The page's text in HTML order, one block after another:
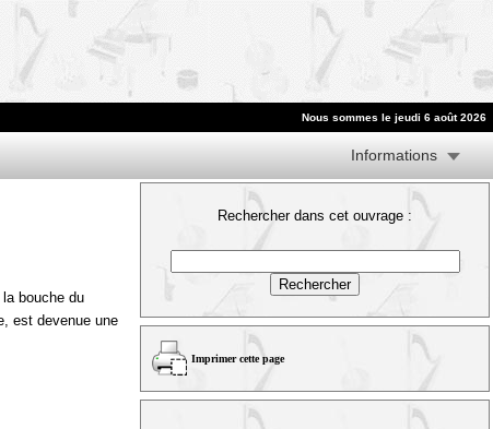
Nous sommes le jeudi 6 août 2026
Informations
bouche du
est devenue une
Rechercher dans cet ouvrage :
Imprimer cette page